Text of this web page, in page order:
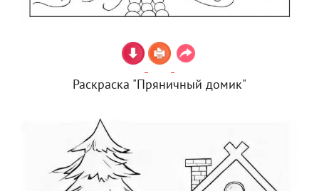
Раскраска "Пряничный домик"